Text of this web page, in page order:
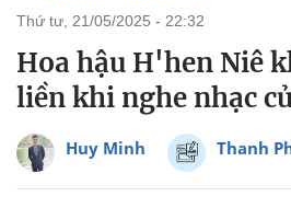
thứ tư, 21/05/2025 - 22:32
Hoa hậu H'hen Niê
liền khi nghe nhạc
Huy Minh Thanh